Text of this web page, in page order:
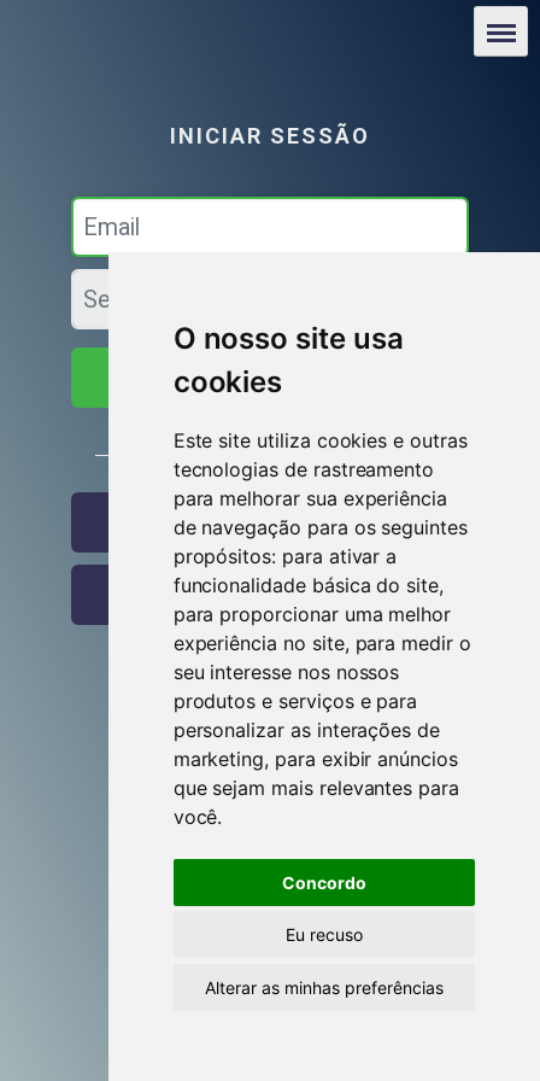
O nosso site usa
cookies
Este site utiliza cookies e outras
tecnologias de rastreamento
para melhorar sua experiência
de navegação para os seguintes
propósitos: para ativar a
funcionalidade básica do site,
para proporcionar uma melhor
experiência no site, para medir o
seu interesse nos nossos
produtos e serviços e para
personalizar as interações de
marketing, para exibir anúncios
que sejam mais relevantes para
você.
Concordo
Eu recuso
Alterar as minhas preferências
Iniciar sessão
ou
Entrar com o Facebook
Entrar com o Google
Criar conta
Esqueceste-te da senha?
Esqueceste-te do utilizador?